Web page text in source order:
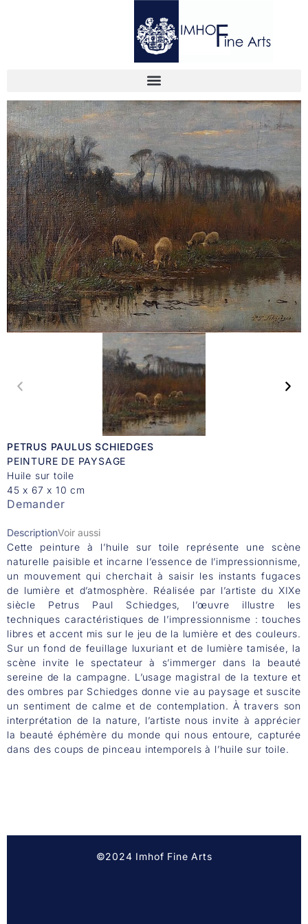
PETRUS PAULUS SCHIEDGES
PEINTURE DE PAYSAGE
Huile sur toile
45 x 67 x 10 cm
Demander
DescriptionVoir aussi
Cette peinture à l’huile sur toile représente une scène
naturelle paisible et incarne l’essence de l’impressionnisme,
un mouvement qui cherchait à saisir les instants fugaces
de lumière et d’atmosphère. Réalisée par l’artiste du XIXe
siècle Petrus Paul Schiedges, l’œuvre illustre les
techniques caractéristiques de l’impressionnisme : touches
libres et accent mis sur le jeu de la lumière et des couleurs.
Sur un fond de feuillage luxuriant et de lumière tamisée, la
scène invite le spectateur à s’immerger dans la beauté
sereine de la campagne. L’usage magistral de la texture et
des ombres par Schiedges donne vie au paysage et suscite
un sentiment de calme et de contemplation. À travers son
interprétation de la nature, l’artiste nous invite à apprécier
la beauté éphémère du monde qui nous entoure, capturée
dans des coups de pinceau intemporels à l’huile sur toile.
©2024 Imhof Fine Arts